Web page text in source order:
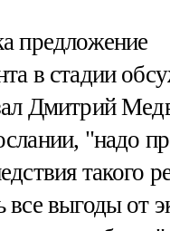
предложение
в стадии
Дмитрий
"надо
такого
все выгоды от